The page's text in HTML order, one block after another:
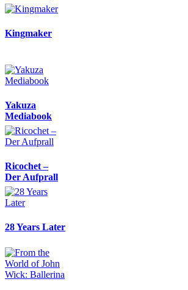
Kingmaker
Yakuza
Mediabook
Ricochet –
Der Aufprall
28 Years Later